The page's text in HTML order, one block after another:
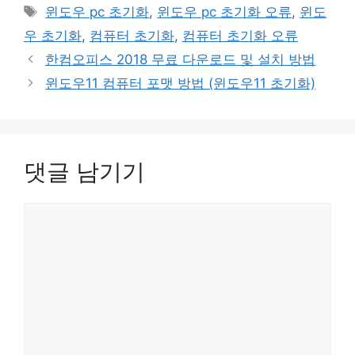
테
리
태
그
윈도우 pc 초기화, 윈도우 pc 초기화 오류, 윈도
우 초기화, 컴퓨터 초기화, 컴퓨터 초기화 오류
한컴오피스 2018 무료 다운로드 및 설치 방법
윈도우11 컴퓨터 포맷 방법 (윈도우11 초기화)
댓글 남기기